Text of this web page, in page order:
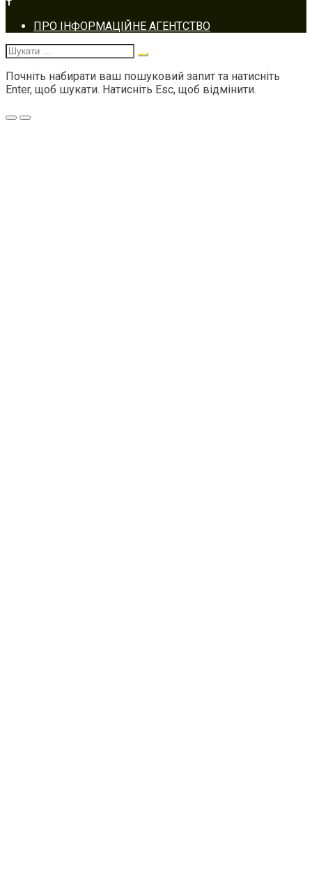
Footer
navigation
ПРО ІНФОРМАЦІЙНЕ АГЕНТСТВО
Шукати:
Почніть набирати ваш пошуковий запит та натисніть
Enter, щоб шукати. Натисніть Esc, щоб відмінити.
Меню